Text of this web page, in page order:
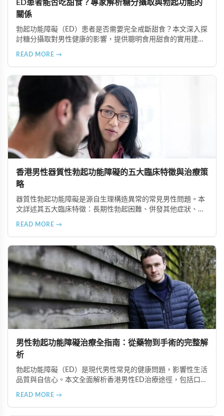
ED患者能否吃甜食？專家解析糖分攝取與勃起功能的
關係
勃起功能障礙（ED）患者是否需要完全戒斷甜食？本文深入探
討糖分攝取對男性健康的影響，提供聰明食用甜食的實用建
READ MORE →
香港男性器質性勃起功能障礙的五大臨床特徵與治療策
略
器質性勃起功能障礙是源自生理構造異常的常見男性問題。本
文詳述其五大臨床特徵：長期性勃起困難、併發其他症狀、可
READ MORE →
男性勃起功能障礙治療全指南：從藥物到手術的完整解
析
勃起功能障礙（ED）是現代男性常見的健康問題，影響性生活
品質與自信心。本文全面解析香港男性ED治療途徑，包括口服
人狀況選擇最適合的治療方式。
READ MORE →